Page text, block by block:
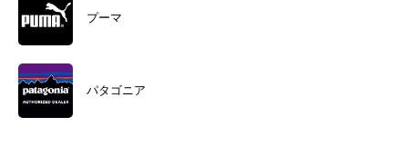
プーマ
パタゴニア